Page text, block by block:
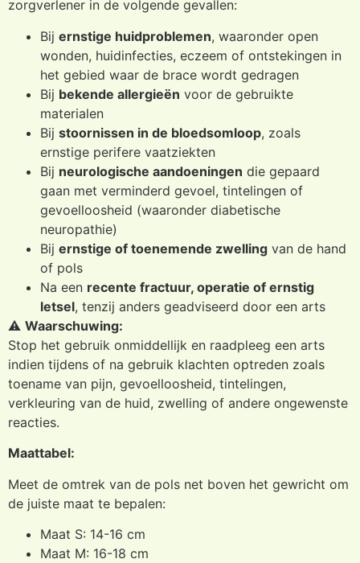
zorgverlener in de volgende gevallen:
Bij ernstige huidproblemen, waaronder open
wonden, huidinfecties, eczeem of ontstekingen in
het gebied waar de brace wordt gedragen
Bij bekende allergieën voor de gebruikte
materialen
Bij stoornissen in de bloedsomloop, zoals
ernstige perifere vaatziekten
Bij neurologische aandoeningen die gepaard
gaan met verminderd gevoel, tintelingen of
gevoelloosheid (waaronder diabetische
neuropathie)
Bij ernstige of toenemende zwelling van de hand
of pols
Na een recente fractuur, operatie of ernstig
letsel, tenzij anders geadviseerd door een arts
⚠️ Waarschuwing:
Stop het gebruik onmiddellijk en raadpleeg een arts
indien tijdens of na gebruik klachten optreden zoals
toename van pijn, gevoelloosheid, tintelingen,
verkleuring van de huid, zwelling of andere ongewenste
reacties.
Maattabel:
Meet de omtrek van de pols net boven het gewricht om
de juiste maat te bepalen:
Maat S: 14-16 cm
Maat M: 16-18 cm